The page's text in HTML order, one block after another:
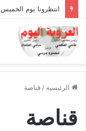
الرئيسية / قناصة
قناصة